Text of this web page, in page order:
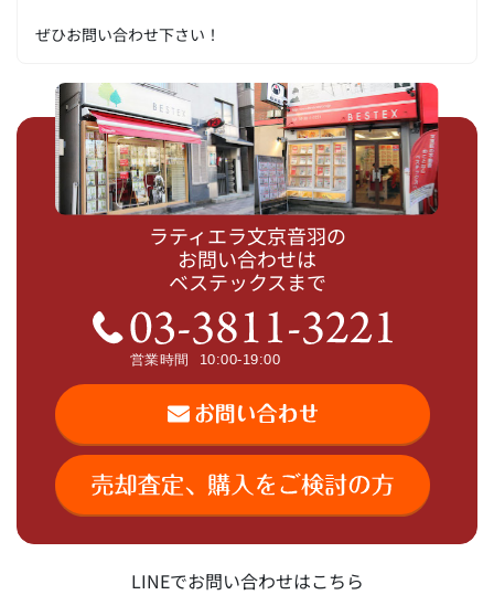
ぜひお問い合わせ下さい！
ラティエラ文京音羽の
お問い合わせは
ベステックスまで
LINEでお問い合わせはこちら